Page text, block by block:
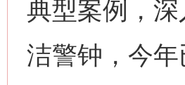
典型案例，
洁警钟，今